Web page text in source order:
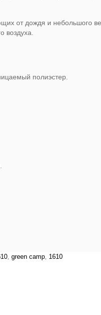
от дождя и небольшого
воздуха.
полиэстер.
green camp 1610